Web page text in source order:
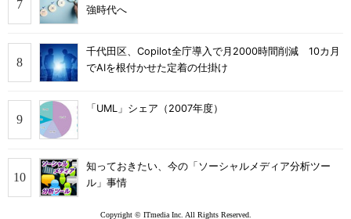
強時代へ
千代田区、Copilot全庁導入で月2000時間削減 10カ月
でAIを根付かせた定着の仕掛け
「UML」シェア（2007年度）
知っておきたい、今の「ソーシャルメディア分析ツー
ル」事情
Copyright © ITmedia Inc. All Rights Reserved.